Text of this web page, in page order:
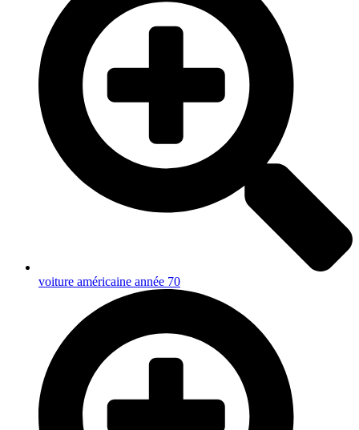
voiture américaine année 70